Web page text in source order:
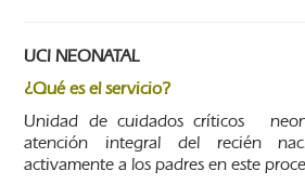
UCI NEONATAL
¿Qué es el servicio?
Unidad de cuidados críticos
atención integral del recién
activamente a los padres en este